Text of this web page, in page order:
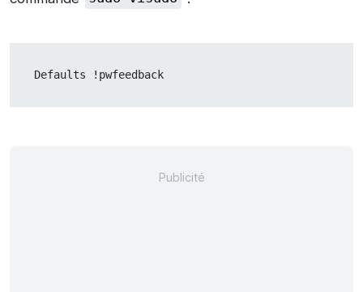
Defaults !pwfeedback